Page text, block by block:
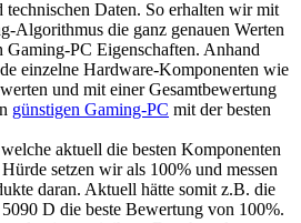
Daten. So erhalten wir mit
Algorithmus die ganz genauen Werten
Gaming-PC Eigenschaften. Anhand
einzelne Hardware-Komponenten wie
und mit einer Gesamtbewertung
günstigen Gaming-PC mit der besten
aktuell die besten Komponenten
setzen wir als 100% und messen
daran. Aktuell hätte somit z.B. die
D die beste Bewertung von 100%.